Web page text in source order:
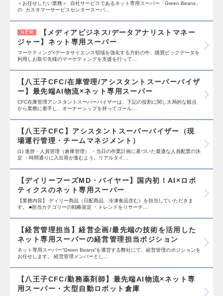
＜お任せしたい業務＞ 自社サービスであるネット専用スーパー「Green Beans」
の カスタマーサービスセンタースーパ…
NEW
【メディアビジネス/データアナリストマネー
ジャー】ネット専用スーパー
マーケティング×データサイエンス領域を強化する方針の中、購買ビックデータを
利用しお取引先様のマーケティングを支援を行って…
【八王子CFC/在庫管理/アシスタントスーパーバイザ
ー】最先端AI物流×ネット専用スーパー
CFC在庫管理アシスタントスーパーバイザーは、下記の役割に関し大局的な観点
から業務に着手し、オーナーシップを持ってゴール…
【八王子CFC】アシスタントスーパーバイザー（現
場運行管理・チームマネジメント）
(1) 進捗・人員管理（倉庫管理） ・当日の作業計画に基づいた最適な人員配置の決
定 ・時間通りに入出荷が進むよう、リアルタイ…
【デイリーフーズMD・バイヤー】国内初！AI×ロボ
ティクスのネット専用スーパー
【業務内容】 ディリー商品（日配商品 冷凍食品含む）を担当していただきま
す。 ■担当カテゴリーの戦略策定 ・トレンドをリサーチ…
【経営管理担当】経営企画/最先端の技術を活用した
ネット専用スーパーの経営管理担当ポジション
ネット専用スーパー”Green Beans”を運営する弊社にて、経営管理のポジションを
お任せします。 経営管理メンバーとし…
【八王子CFC/勤務薬剤師】最先端AI物流×ネット専
用スーパー・大型自動ロボット倉庫